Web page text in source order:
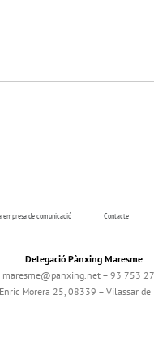
empresa de comunicació Contacte
Delegació Pànxing Maresme
maresme@panxing.net – 93 753
Enric Morera 25, 08339 – Vilassar de